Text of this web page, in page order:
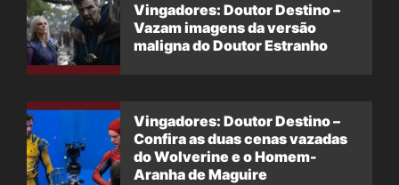
Vingadores: Doutor Destino –
Vazam imagens da versão
maligna do Doutor Estranho
Vingadores: Doutor Destino –
Confira as duas cenas vazadas
do Wolverine e o Homem-
Aranha de Maguire